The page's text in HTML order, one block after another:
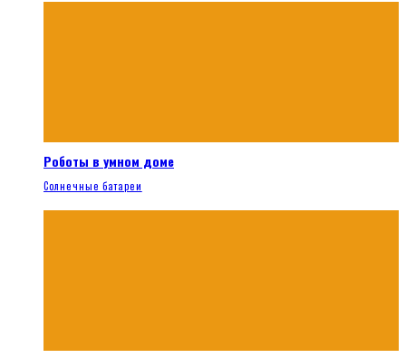
Роботы в умном доме
Солнечные батареи